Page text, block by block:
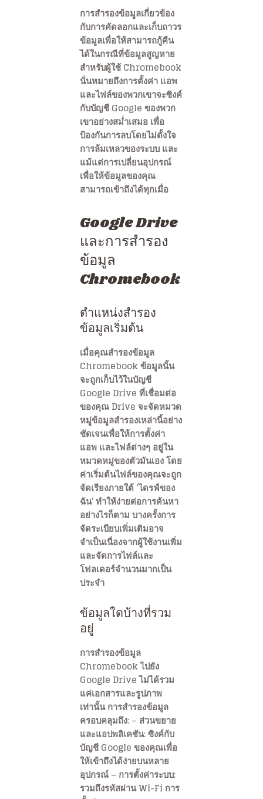
การสำรองข้อมูลเกี่ยวข้อง
กับการคัดลอกและเก็บถาวร
ข้อมูลเพื่อให้สามารถกู้คืน
ได้ในกรณีที่ข้อมูลสูญหาย
สำหรับผู้ใช้ Chromebook
นั่นหมายถึงการตั้งค่า แอพ
และไฟล์ของพวกเขาจะซิงค์
กับบัญชี Google ของพวก
เขาอย่างสม่ำเสมอ เพื่อ
ป้องกันการลบโดยไม่ตั้งใจ
การล้มเหลวของระบบ และ
แม้แต่การเปลี่ยนอุปกรณ์
เพื่อให้ข้อมูลของคุณ
สามารถเข้าถึงได้ทุกเมื่อ
Google Drive
และการสำรอง
ข้อมูล
Chromebook
ตำแหน่งสำรอง
ข้อมูลเริ่มต้น
เมื่อคุณสำรองข้อมูล
Chromebook ข้อมูลนั้น
จะถูกเก็บไว้ในบัญชี
Google Drive ที่เชื่อมต่อ
ของคุณ Drive จะจัดหมวด
หมู่ข้อมูลสำรองเหล่านี้อย่าง
ชัดเจนเพื่อให้การตั้งค่า
แอพ และไฟล์ต่างๆ อยู่ใน
หมวดหมู่ของตัวมันเอง โดย
ค่าเริ่มต้นไฟล์ของคุณจะถูก
จัดเรียงภายใต้ ‘ไดรฟ์ของ
ฉัน’ ทำให้ง่ายต่อการค้นหา
อย่างไรก็ตาม บางครั้งการ
จัดระเบียบเพิ่มเติมอาจ
จำเป็นเนื่องจากผู้ใช้งานเพิ่ม
และจัดการไฟล์และ
โฟลเดอร์จำนวนมากเป็น
ประจำ
ข้อมูลใดบ้างที่รวม
อยู่
การสำรองข้อมูล
Chromebook ไปยัง
Google Drive ไม่ได้รวม
แค่เอกสารและรูปภาพ
เท่านั้น การสำรองข้อมูล
ครอบคลุมถึง: – ส่วนขยาย
และแอปพลิเคชัน: ซิงค์กับ
บัญชี Google ของคุณเพื่อ
ให้เข้าถึงได้ง่ายบนหลาย
อุปกรณ์ – การตั้งค่าระบบ:
รวมถึงรหัสผ่าน Wi-Fi การ